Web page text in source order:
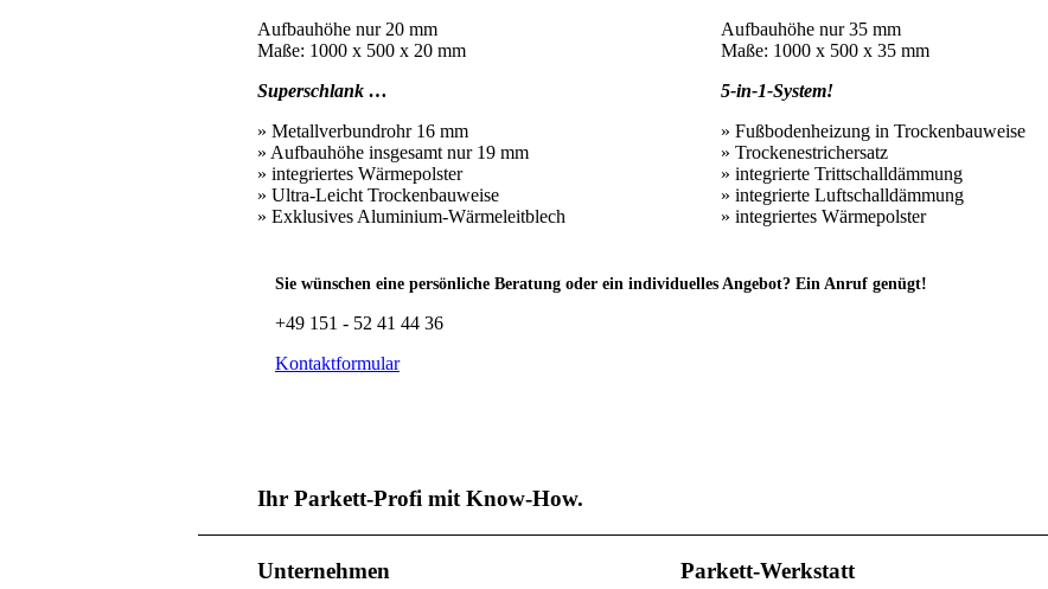
Aufbauhöhe nur 20 mm
Maße: 1000 x 500 x 20 mm
Superschlank …
» Metallverbundrohr 16 mm
» Aufbauhöhe insgesamt nur 19 mm
» integriertes Wärmepolster
» Ultra-Leicht Trockenbauweise
» Exklusives Aluminium-Wärmeleitblech
Aufbauhöhe nur 35 mm
Maße: 1000 x 500 x 35 mm
5-in-1-System!
» Fußbodenheizung in Trockenbauweise
» Trockenestrichersatz
» integrierte Trittschalldämmung
» integrierte Luftschalldämmung
» integriertes Wärmepolster
Sie wünschen eine persönliche Beratung oder ein individuelles Angebot? Ein Anruf genügt!
+49 151 - 52 41 44 36
Kontaktformular
Ihr Parkett-Profi mit Know-How.
Unternehmen Parkett-Werkstatt